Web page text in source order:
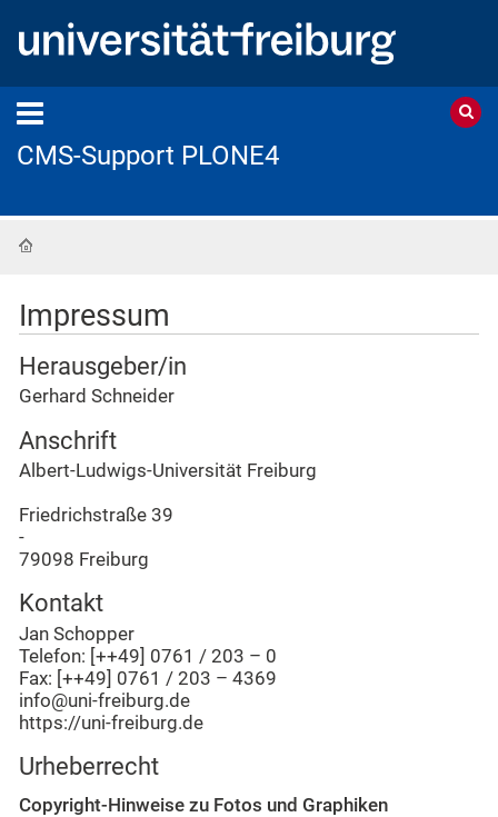
CMS-Support PLONE4
Impressum
Herausgeber/in
Gerhard Schneider
Anschrift
Albert-Ludwigs-Universität Freiburg
Friedrichstraße 39
-
79098 Freiburg
Kontakt
Jan Schopper
Telefon: [++49] 0761 / 203 – 0
Fax: [++49] 0761 / 203 – 4369
info@uni-freiburg.de
https://uni-freiburg.de
Urheberrecht
Copyright-Hinweise zu Fotos und Graphiken